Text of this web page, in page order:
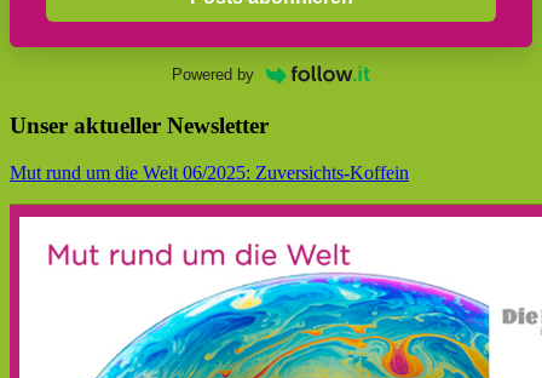
Powered by
Unser aktueller Newsletter
Mut rund um die Welt 06/2025: Zuversichts-Koffein